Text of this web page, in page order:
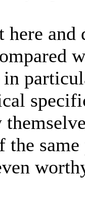
here and
in
the